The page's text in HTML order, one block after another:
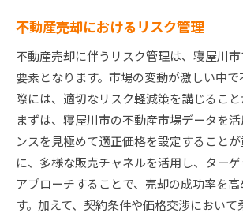
不動産売却におけるリスク管理
不動産売却に伴うリスク管理は、寝屋川
要素となります。市場の変動が激しい中で
際には、適切なリスク軽減策を講じること
まずは、寝屋川市の不動産市場データを
ンスを見極めて適正価格を設定すること
に、多様な販売チャネルを活用し、ター
アプローチすることで、売却の成功率を
す。加えて、契約条件や価格交渉において